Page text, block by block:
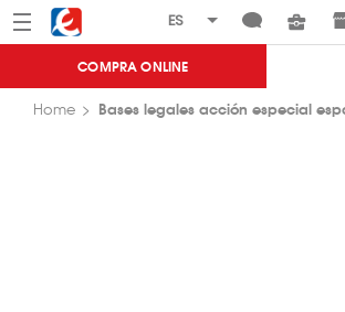
Menú Eroski
COMPRA ONLINE
Home Bases legales acción especial